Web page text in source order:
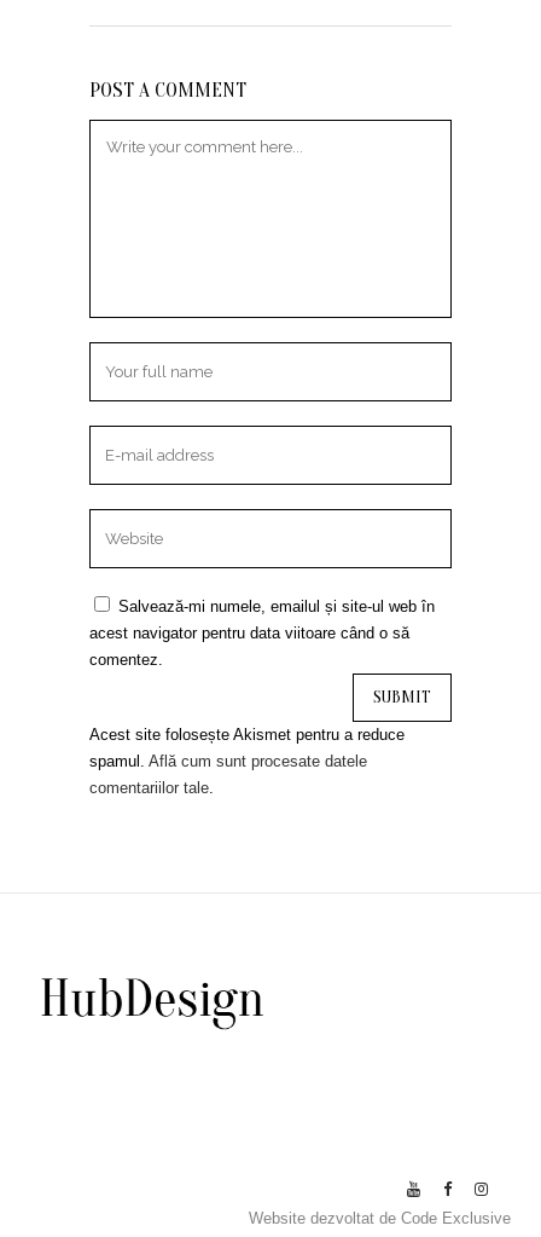
POST A COMMENT
Salvează-mi numele, emailul și site-ul web în
acest navigator pentru data viitoare când o să
comentez.
Acest site folosește Akismet pentru a reduce
spamul. Află cum sunt procesate datele
comentariilor tale.
Website dezvoltat de Code Exclusive